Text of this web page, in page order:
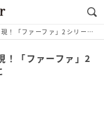
最大74%のプラスチック削減を実現！「ファーファ」2シリーズの詰替ボトルが紙パックに
！「ファーファ」2